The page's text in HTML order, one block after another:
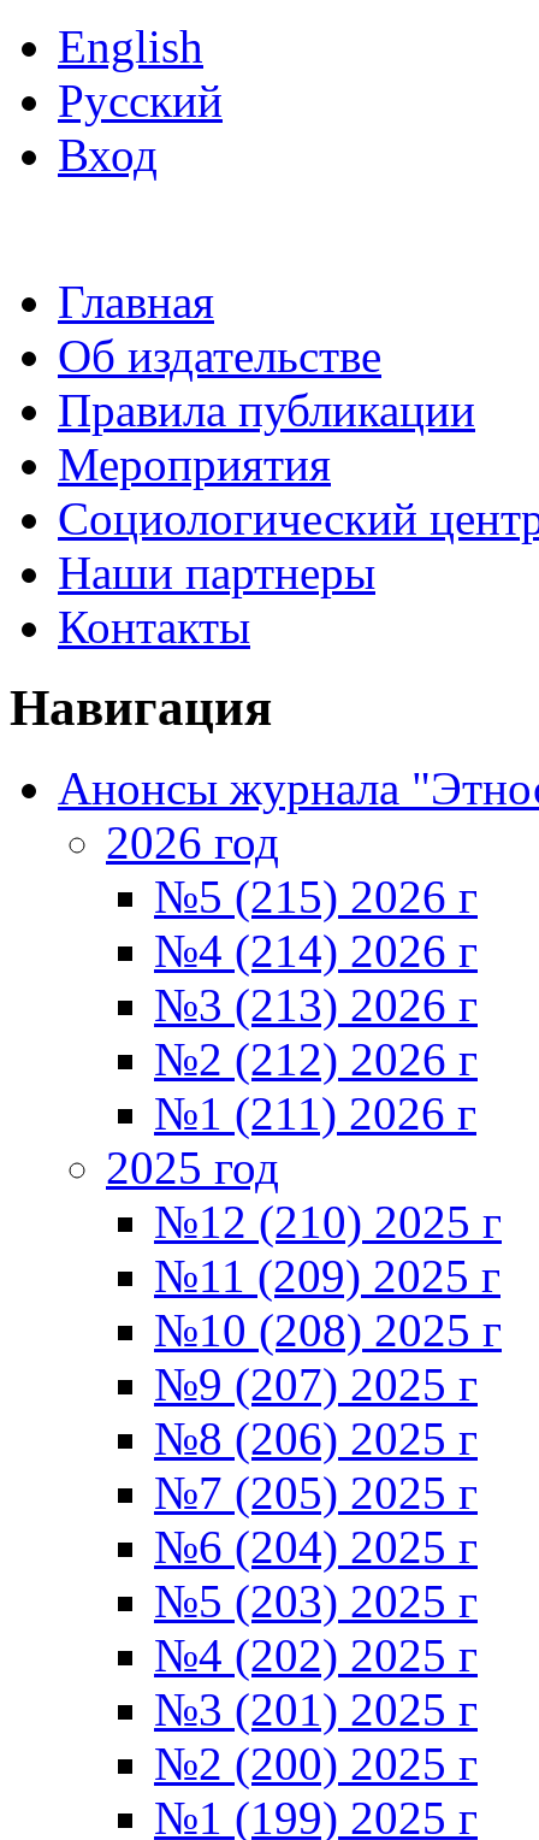
English
Русский
Вход
Главная
Об издательстве
Правила публикации
Мероприятия
Социологический
Наши партнеры
Контакты
Навигация
Анонсы журнала
2026 год
№5 (215) 2026 г
№4 (214) 2026 г
№3 (213) 2026 г
№2 (212) 2026 г
№1 (211) 2026 г
2025 год
№12 (210) 2025 г
№11 (209) 2025 г
№10 (208) 2025 г
№9 (207) 2025 г
№8 (206) 2025 г
№7 (205) 2025 г
№6 (204) 2025 г
№5 (203) 2025 г
№4 (202) 2025 г
№3 (201) 2025 г
№2 (200) 2025 г
№1 (199) 2025 г